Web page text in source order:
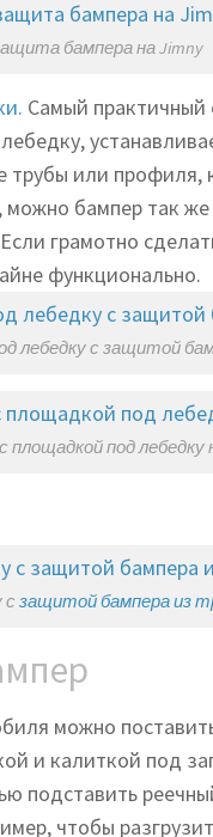
бампера на Jimny
Самый
или профиля,
бампер так
грамотно
функционально.
лебедку с защитой
площадкой под лебедку
с защитой бампера из
можно
и калиткой под
подставить
чтобы